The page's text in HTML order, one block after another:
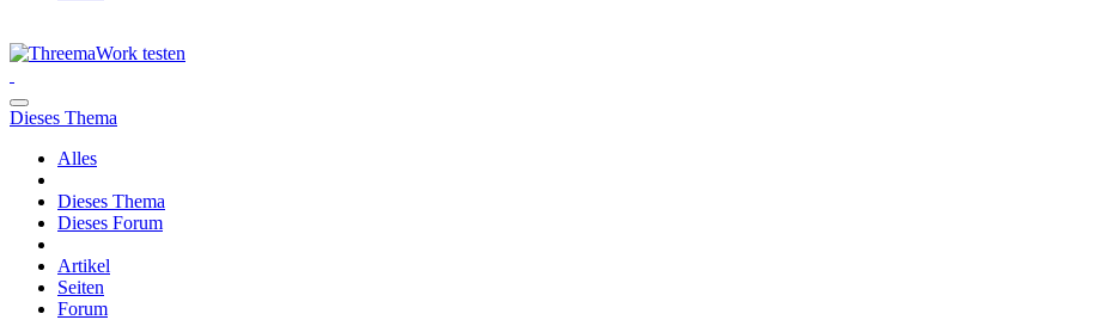
Dieses Thema
Alles
Dieses Thema
Dieses Forum
Artikel
Seiten
Forum